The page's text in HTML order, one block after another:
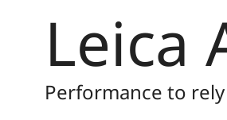
Leica
Performance to